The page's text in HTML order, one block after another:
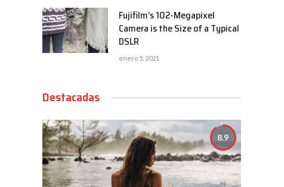
Fujifilm’s 102-Megapixel
Camera is the Size of a Typical
DSLR
enero 5, 2021
Destacadas
8.9